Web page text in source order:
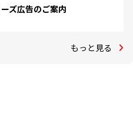
ズ広告のご案内
もっと見る